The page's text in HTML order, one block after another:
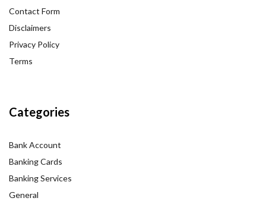
Contact Form
Disclaimers
Privacy Policy
Terms
Categories
Bank Account
Banking Cards
Banking Services
General